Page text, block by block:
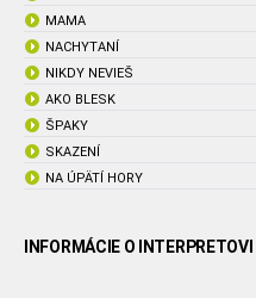
MAMA
NACHYTANÍ
NIKDY NEVIEŠ
AKO BLESK
ŠPAKY
SKAZENÍ
NA ÚPÄTÍ HORY
INFORMÁCIE O INTERPRETOVI